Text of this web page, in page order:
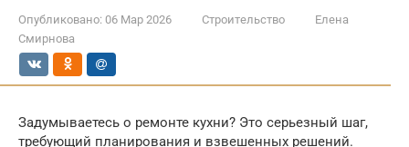
Опубликовано: 06 Мар 2026 Строительство
Елена
Смирнова
Задумываетесь о ремонте кухни? Это серьезный шаг,
требующий планирования и взвешенных решений.